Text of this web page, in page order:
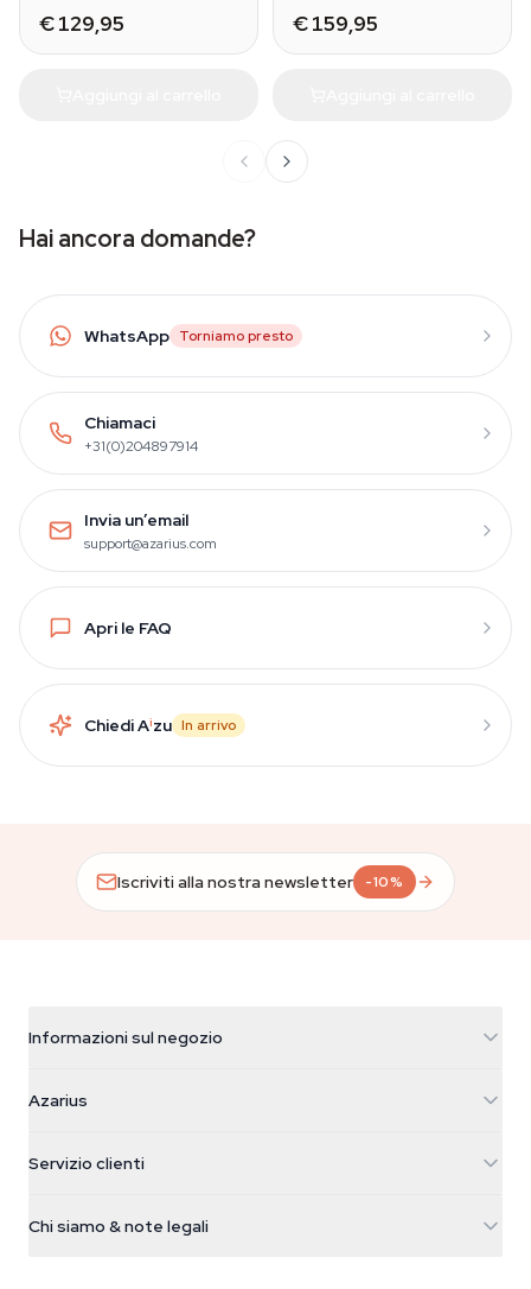
€ 129,95 € 159,95
Hai ancora domande?
WhatsApp Torniamo presto
Chiamaci
+31(0)204897914
Invia un’email
support@azarius.com
Apri le FAQ
Chiedi Aizu In arrivo
Iscriviti alla nostra newsletter -10%
Informazioni sul negozio
Galvaniweg 11
Nederland
+31(0)204897914
Azarius
Smokeshop
Servizio clienti
Chi siamo & note legali